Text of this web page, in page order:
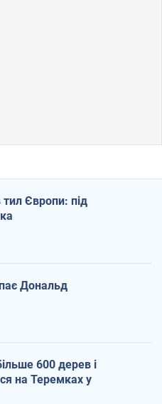
Європи: під
Дональд
600 дерев і
на Теремках у